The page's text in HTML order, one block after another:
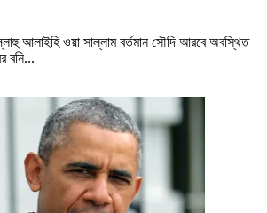
আলাইহি ওয়া সাল্লাম বর্তমান সৌদি আরবে অবস্থিত
বনি...